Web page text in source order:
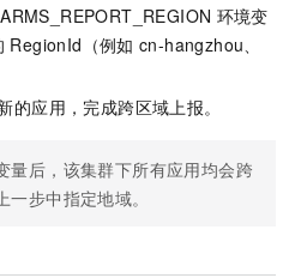
ARMS_REPORT_REGION 环境变
RegionId（例如 cn-hangzhou、
应用，完成跨区域上报。
量后，该集群下所有应用均会跨
一步中指定地域。